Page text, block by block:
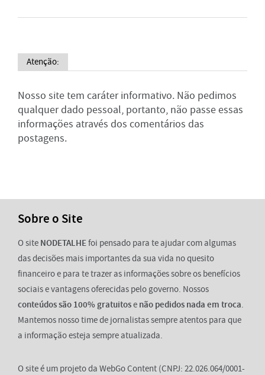
Atenção:
Nosso site tem caráter informativo. Não pedimos
qualquer dado pessoal, portanto, não passe essas
informações através dos comentários das
postagens.
Sobre o Site
O site NODETALHEfoi pensado para te ajudar com algumas
das decisões mais importantes da sua vida no quesito
financeiro e para te trazer as informações sobre os benefícios
sociais e vantagens oferecidas pelo governo. Nossos
conteúdos são 100% gratuitose não pedidos nada em troca.
Mantemos nosso time de jornalistas sempre atentos para que
a informação esteja sempre atualizada.
O site é um projeto da WebGo Content (CNPJ: 22.026.064/0001-